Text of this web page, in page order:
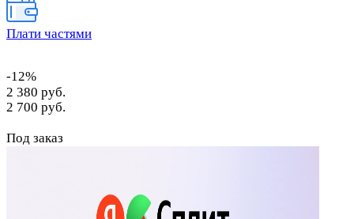
Вид упаковки: картон
Плати частями
-12%
2 380 руб.
2 700 руб.
Под заказ